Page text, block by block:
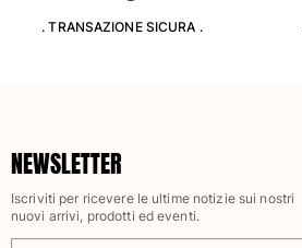
T-shirt
Camicie
Bermuda
. TRANSAZIONE SICURA .
NEWSLETTER
Iscriviti per ricevere le ultime notizie sui nostri
nuovi arrivi, prodotti ed eventi.